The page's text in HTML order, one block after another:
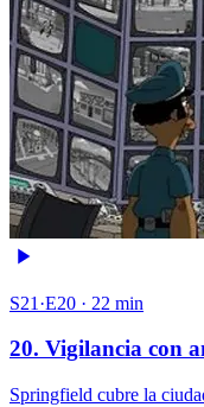
S21·E20 · 22 min
20. Vigilancia con
Springfield cubre la